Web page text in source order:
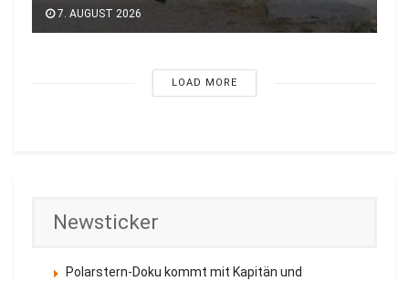
7. AUGUST 2026
LOAD MORE
Newsticker
Polarstern-Doku kommt mit Kapitän und